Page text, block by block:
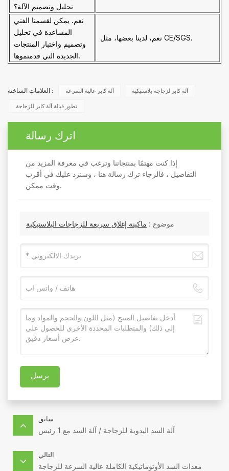
تحليل وتصميم الآلة؟
نعم. يمكن لقسمنا الفني
المساعدة في تحليل
وتصميم واختبار المنتجات
الجديدة التي قدمتموها.
نعم، لدينا بعضها، مثل CE/SGS.
العلامات الساخنة : آلة كابر عالية السرعة آلة كابر لزجاجة بلاستيكية
تطور قبالة آلة كابر للزجاجة
اترك رسالة
إذا كنت مهتمًا بمنتجاتنا وترغب في معرفة المزيد من
التفاصيل ، فالرجاء ترك رسالة هنا ، وسنرد عليك في أقرب
وقت ممكن.
موضوع : ماكينة إغلاق سريعة للزجاجات البلاستيكية
يرسل
سابق
آلة السد اليدوية للزجاجة / آلة السد مع 1 رئيس
التالي
معدات السد الأوتوماتيكية الكاملة عالية السرعة للزجاجة